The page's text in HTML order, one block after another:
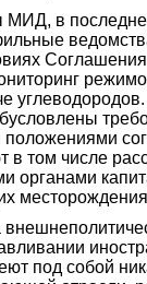
в
в том числе
органами
под собой